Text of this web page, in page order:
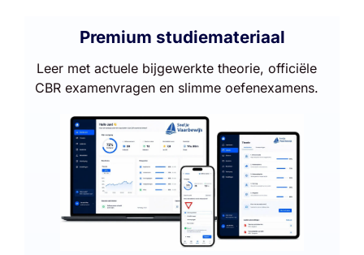
Premium studiemateriaal
Leer met actuele bijgewerkte theorie, officiële
CBR examenvragen en slimme oefenexamens.